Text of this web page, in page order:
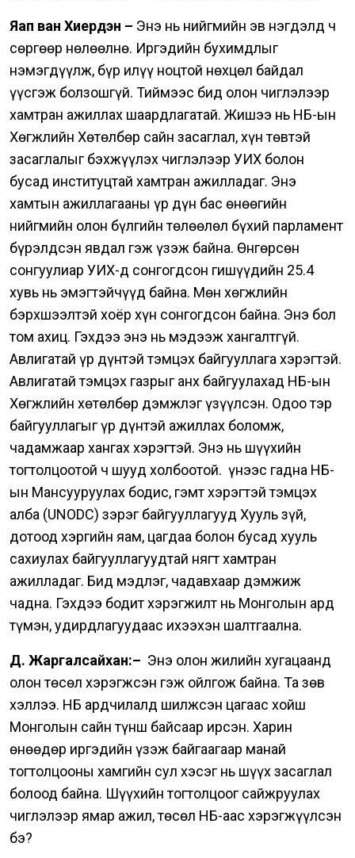
Яап ван Хиердэн – Энэ нь нийгмийн эв нэгдэлд ч
сөргөөр нөлөөлнө. Иргэдийн бухимдлыг
нэмэгдүүлж, бүр илүү ноцтой нөхцөл байдал
үүсгэж болзошгүй. Тиймээс бид олон чиглэлээр
хамтран ажиллах шаардлагатай. Жишээ нь НҮБ-ын
Хөгжлийн Хөтөлбөр сайн засаглал, хүн төвтэй
засаглалыг бэхжүүлэх чиглэлээр УИХ болон
бусад институцтай хамтран ажилладаг. Энэ
хамтын ажиллагааны үр дүн бас өнөөгийн
нийгмийн олон бүлгийн төлөөлөл бүхий парламент
бүрэлдсэн явдал гэж үзэж байна. Өнгөрсөн
сонгуулиар УИХ-д сонгогдсон гишүүдийн 25.4
хувь нь эмэгтэйчүүд байна. Мөн хөгжлийн
бэрхшээлтэй хоёр хүн сонгогдсон байна. Энэ бол
том ахиц. Гэхдээ энэ нь мэдээж хангалтгүй.
Авлигатай үр дүнтэй тэмцэх байгууллага хэрэгтэй.
Авлигатай тэмцэх газрыг анх байгуулахад НҮБ-ын
Хөгжлийн хөтөлбөр дэмжлэг үзүүлсэн. Одоо тэр
байгууллагыг үр дүнтэй ажиллах боломж,
чадамжаар хангах хэрэгтэй. Энэ нь шүүхийн
тогтолцоотой ч шууд холбоотой. Үүнээс гадна НҮБ-
ын Мансууруулах бодис, гэмт хэрэгтэй тэмцэх
алба (UNODC) зэрэг байгууллагууд Хууль зүй,
дотоод хэргийн яам, цагдаа болон бусад хууль
сахиулах байгууллагуудтай нягт хамтран
ажилладаг. Бид мэдлэг, чадавхаар дэмжиж
чадна. Гэхдээ бодит хэрэгжилт нь Монголын ард
түмэн, удирдлагуудаас ихээхэн шалтгаална.
Д. Жаргалсайхан:– Энэ олон жилийн хугацаанд
олон төсөл хэрэгжсэн гэж ойлгож байна. Та зөв
хэллээ. НҮБ ардчилалд шилжсэн цагаас хойш
Монголын сайн түнш байсаар ирсэн. Харин
өнөөдөр иргэдийн үзэж байгаагаар манай
тогтолцооны хамгийн сул хэсэг нь шүүх засаглал
болоод байна. Шүүхийн тогтолцоог сайжруулах
чиглэлээр ямар ажил, төсөл НҮБ-аас хэрэгжүүлсэн
бэ?